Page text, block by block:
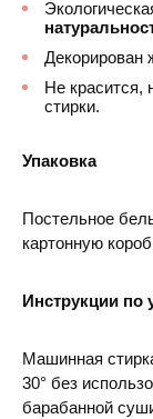
Декорирован
Не красится,
стирки.
Упаковка
Постельное
картонную
Инструкции по
Машинная
30° без
барабанной